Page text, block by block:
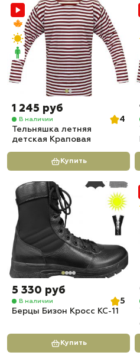
1 245 руб
В наличии
4
Тельняшка летняя
детская Краповая
Купить
5 330 руб
В наличии
5
Берцы Бизон Кросс КС-11
Купить